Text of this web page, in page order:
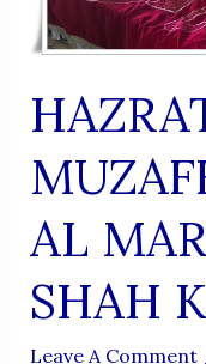
AL
SHAH
Leave A Comment